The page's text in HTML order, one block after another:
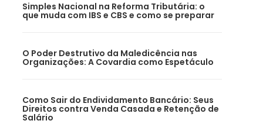
Simples Nacional na Reforma Tributária: o
que muda com IBS e CBS e como se preparar
O Poder Destrutivo da Maledicência nas
Organizações: A Covardia como Espetáculo
Como Sair do Endividamento Bancário: Seus
Direitos contra Venda Casada e Retenção de
Salário